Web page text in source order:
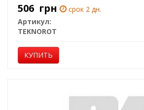
506 грн
срок 2 дн.
Артикул:
TEKNOROT
КУПИТЬ